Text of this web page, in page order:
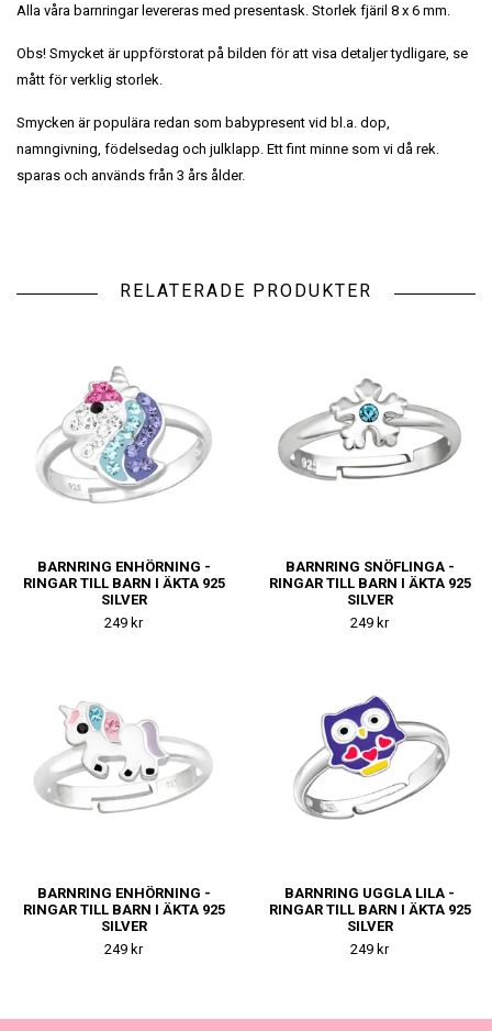
Alla våra barnringar levereras med presentask. Storlek fjäril 8 x 6 mm.
Obs! Smycket är uppförstorat på bilden för att visa detaljer tydligare, se
mått för verklig storlek.
Smycken är populära redan som babypresent vid bl.a. dop,
namngivning, födelsedag och julklapp. Ett fint minne som vi då rek.
sparas och används från 3 års ålder.
RELATERADE PRODUKTER
BARNRING ENHÖRNING -
RINGAR TILL BARN I ÄKTA 925
SILVER
249 kr
BARNRING SNÖFLINGA -
RINGAR TILL BARN I ÄKTA 925
SILVER
249 kr
BARNRING ENHÖRNING -
RINGAR TILL BARN I ÄKTA 925
SILVER
249 kr
BARNRING UGGLA LILA -
RINGAR TILL BARN I ÄKTA 925
SILVER
249 kr